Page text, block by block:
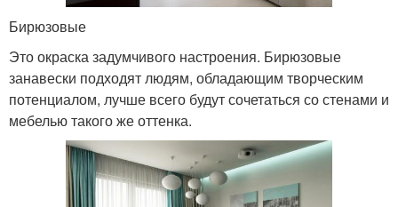
Бирюзовые
Это окраска задумчивого настроения. Бирюзовые
занавески подходят людям, обладающим творческим
потенциалом, лучше всего будут сочетаться со стенами и
мебелью такого же оттенка.